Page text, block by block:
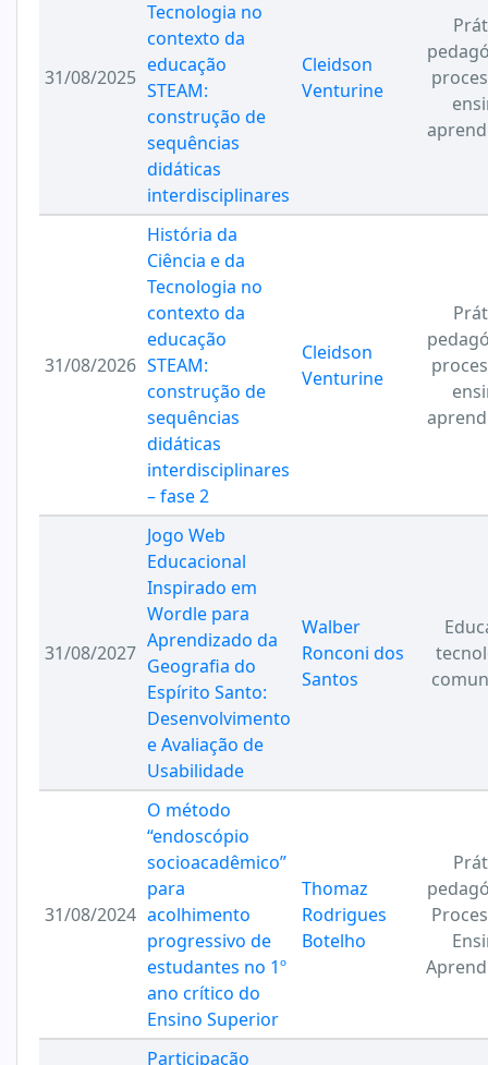
31/08/2025
Tecnologia no
contexto da
educação
STEAM:
construção de
sequências
didáticas
interdisciplinares
Cleidson
Venturine
31/08/2026
História da
Ciência e da
Tecnologia no
contexto da
educação
STEAM:
construção de
sequências
didáticas
interdisciplinares
– fase 2
Cleidson
Venturine
31/08/2027
Jogo Web
Educacional
Inspirado em
Wordle para
Aprendizado da
Geografia do
Espírito Santo:
Desenvolvimento
e Avaliação de
Usabilidade
Walber
Ronconi dos
Santos
31/08/2024
O método
“endoscópio
socioacadêmico”
para
acolhimento
progressivo de
estudantes no 1º
ano crítico do
Ensino Superior
Thomaz
Rodrigues
Botelho
Participação